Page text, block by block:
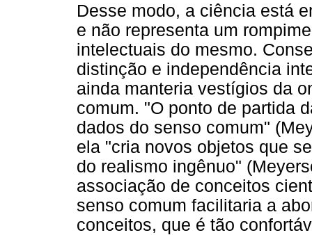
Desse modo, a ciência está
e não representa um
intelectuais do mesmo.
distinção e independência
ainda manteria vestígios da
comum. "O ponto de partida
dados do senso comum"
ela "cria novos objetos que
do realismo ingênuo"
associação de conceitos
senso comum facilitaria a
conceitos, que é tão